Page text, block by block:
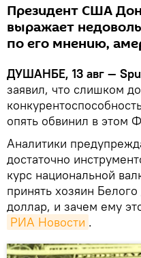
Президент США
выражает
по его мнению,
ДУШАНБЕ, 13 авг —
заявил, что слишком
опять обвинил в этом
Аналитики
достаточно
курс национальной
принять хозяин
доллар, и зачем ему
РИА Новости .